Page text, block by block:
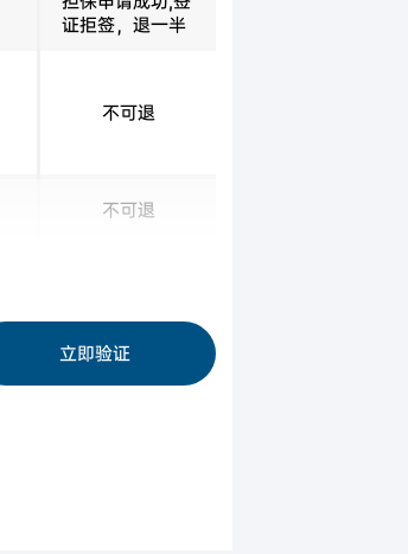
证拒签，退一半
不可退
不可退
立即验证